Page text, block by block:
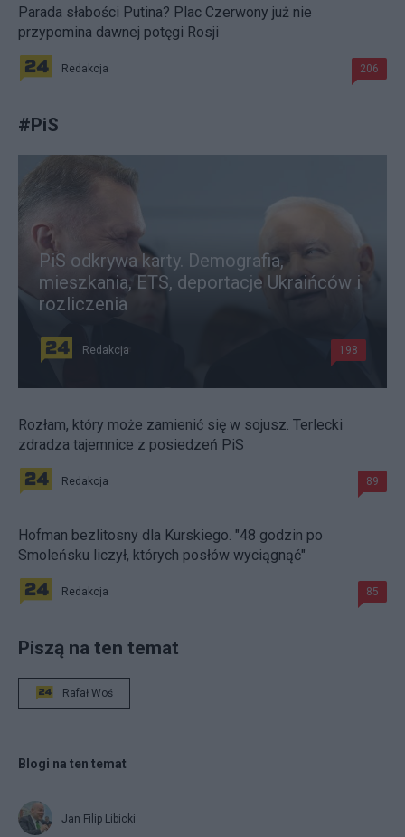
Parada słabości Putina? Plac Czerwony już nie
przypomina dawnej potęgi Rosji
Redakcja 206
#PiS
PiS odkrywa karty. Demografia,
mieszkania, ETS, deportacje Ukraińców i
rozliczenia
Redakcja 198
Rozłam, który może zamienić się w sojusz. Terlecki
zdradza tajemnice z posiedzeń PiS
Redakcja 89
Hofman bezlitosny dla Kurskiego. "48 godzin po
Smoleńsku liczył, których posłów wyciągnąć"
Redakcja 85
Piszą na ten temat
Rafał Woś
Blogi na ten temat
Jan Filip Libicki